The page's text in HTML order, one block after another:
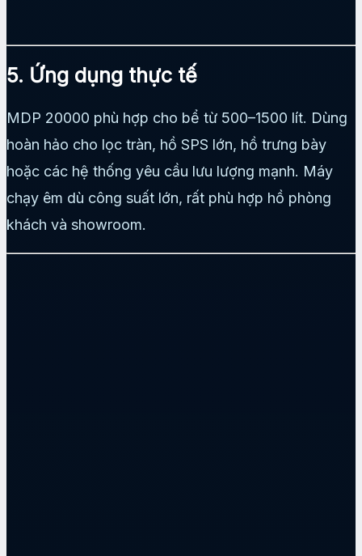
5. Ứng dụng thực tế
MDP 20000 phù hợp cho bể từ 500–1500 lít. Dùng
hoàn hảo cho lọc tràn, hồ SPS lớn, hồ trưng bày
hoặc các hệ thống yêu cầu lưu lượng mạnh. Máy
chạy êm dù công suất lớn, rất phù hợp hồ phòng
khách và showroom.